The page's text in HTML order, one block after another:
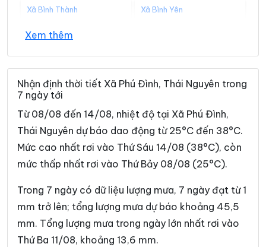
Xã Bình Thành Xã Bình Yên
Xã Cẩm Giàng
Xã Chợ Đồn Xã Chợ Mới
Xã Chợ Rã Xã Côn Minh
Xã Cường Lợi
Xã Đại Từ Xã Dân Tiến
Xã Điềm Thụy Xã Định Hóa
Xã Đồng Hỷ Xã Đồng Phúc
Xã Đức Lương Xã Hiệp Lực
Xã Hợp Thành Xã Kha Sơn
Xã Kim Phượng Xã La Bằng
Xem thêm
Nhận định thời tiết Xã Phú Đình, Thái Nguyên trong
7 ngày tới
Từ 08/08 đến 14/08, nhiệt độ tại Xã Phú Đình,
Thái Nguyên dự báo dao động từ 25°C đến 38°C.
Mức cao nhất rơi vào Thứ Sáu 14/08 (38°C), còn
mức thấp nhất rơi vào Thứ Bảy 08/08 (25°C).
Trong 7 ngày có dữ liệu lượng mưa, 7 ngày đạt từ 1
mm trở lên; tổng lượng mưa dự báo khoảng 45,5
mm. Tổng lượng mưa trong ngày lớn nhất rơi vào
Thứ Ba 11/08, khoảng 13,6 mm.